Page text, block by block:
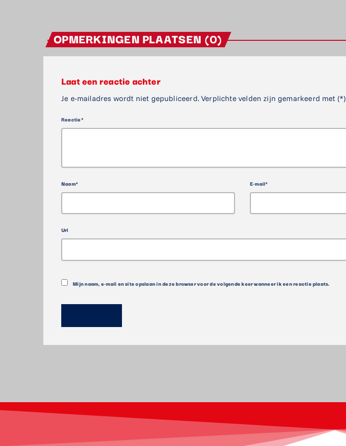
OPMERKINGEN PLAATSEN (0)
Laat een reactie achter
Je e-mailadres wordt niet gepubliceerd. Verplichte velden zijn gemarkeerd met (*)
Reactie*
Naam* E-mail*
Url
Mijn naam, e-mail en site opslaan in deze browser voor de volgende keer wanneer ik een reactie plaats.